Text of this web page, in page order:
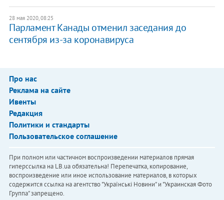
28 мая 2020, 08:25
Парламент Канады отменил заседания до
сентября из-за коронавируса
Про нас
Реклама на сайте
Ивенты
Редакция
Политики и стандарты
Пользовательское соглашение
При полном или частичном воспроизведении материалов прямая
гиперссылка на LB.ua обязательна! Перепечатка, копирование,
воспроизведение или иное использование материалов, в которых
содержится ссылка на агентство "Українськi Новини" и "Украинская Фото
Группа" запрещено.